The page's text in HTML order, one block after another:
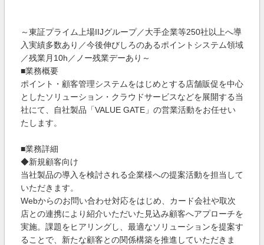
～東証プライム上場IIJグループ／大手企業等250社以上へ導
入実績多数あり／今後伸びしろのあるポイントシステム領域
／残業月10h／ノー残業デーあり～
■業務概要
ポイント・顧客管理システムをはじめとする店舗販促を中心
としたソリューション・クラウドサービスなどを展開する当
社にて、自社製品「VALUE GATE」の営業活動をお任せい
たします。
■業務詳細
◆新規顧客向け
当社製品の導入を検討される企業様への提案活動を担当して
いただきます。
Webからのお問い合わせ対応をはじめ、カード会社や取次
店との連携により紹介いただいた見込み顧客へアプローチを
実施。課題をヒアリングし、最適なソリューションを提案す
ることで、新たな顧客との関係構築を推進していただきま